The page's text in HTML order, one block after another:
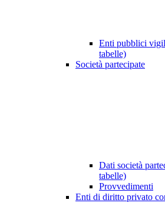
Enti pubblici
tabelle)
Società partecipate
Dati società
tabelle)
Provvedimenti
Enti di diritto privato